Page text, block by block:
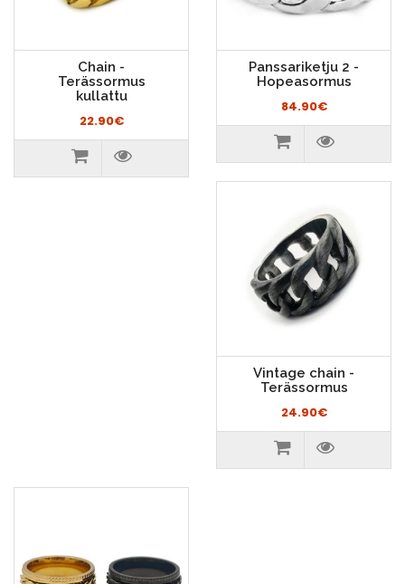
Chain -
Terässormus
kullattu
22.90€
Panssariketju 2 -
Hopeasormus
84.90€
Vintage chain -
Terässormus
24.90€